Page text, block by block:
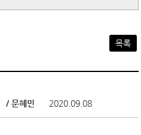
목록
/ 문혜민 2020.09.08